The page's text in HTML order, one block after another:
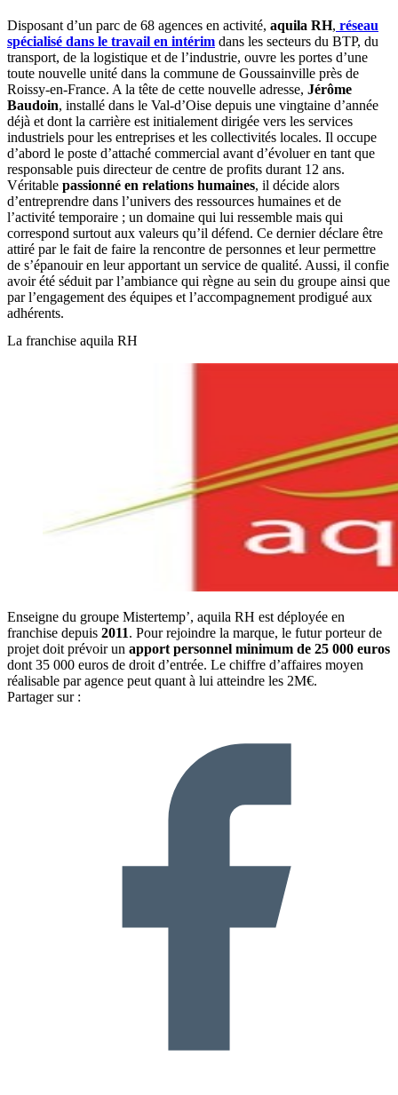
Disposant d’un parc de 68 agences en activité, aquila RH, réseau
spécialisé dans le travail en intérim dans les secteurs du BTP, du
transport, de la logistique et de l’industrie, ouvre les portes d’une
toute nouvelle unité dans la commune de Goussainville près de
Roissy-en-France. A la tête de cette nouvelle adresse, Jérôme
Baudoin, installé dans le Val-d’Oise depuis une vingtaine d’année
déjà et dont la carrière est initialement dirigée vers les services
industriels pour les entreprises et les collectivités locales. Il occupe
d’abord le poste d’attaché commercial avant d’évoluer en tant que
responsable puis directeur de centre de profits durant 12 ans.
Véritable passionné en relations humaines, il décide alors
d’entreprendre dans l’univers des ressources humaines et de
l’activité temporaire ; un domaine qui lui ressemble mais qui
correspond surtout aux valeurs qu’il défend. Ce dernier déclare être
attiré par le fait de faire la rencontre de personnes et leur permettre
de s’épanouir en leur apportant un service de qualité. Aussi, il confie
avoir été séduit par l’ambiance qui règne au sein du groupe ainsi que
par l’engagement des équipes et l’accompagnement prodigué aux
adhérents.
La franchise aquila RH
Enseigne du groupe Mistertemp’, aquila RH est déployée en
franchise depuis 2011. Pour rejoindre la marque, le futur porteur de
projet doit prévoir un apport personnel minimum de 25 000 euros
dont 35 000 euros de droit d’entrée. Le chiffre d’affaires moyen
réalisable par agence peut quant à lui atteindre les 2M€.
Partager sur :